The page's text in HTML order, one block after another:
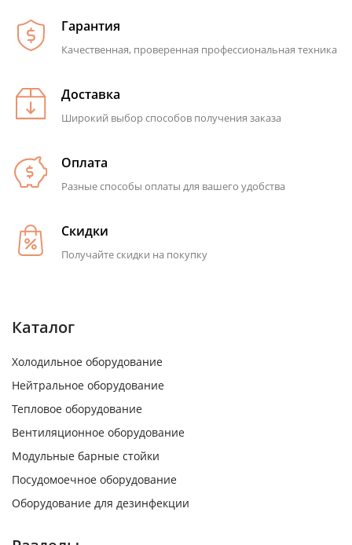
Гарантия
Качественная, проверенная профессиональная техника
Доставка
Широкий выбор способов получения заказа
Оплата
Разные способы оплаты для вашего удобства
Скидки
Получайте скидки на покупку
Каталог
Холодильное оборудование
Нейтральное оборудование
Тепловое оборудование
Вентиляционное оборудование
Модульные барные стойки
Посудомоечное оборудование
Оборудование для дезинфекции